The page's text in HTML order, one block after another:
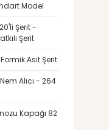
Model
Şerit -
Şerit
Asit Şerit
Alıcı - 264
Kapağı 82